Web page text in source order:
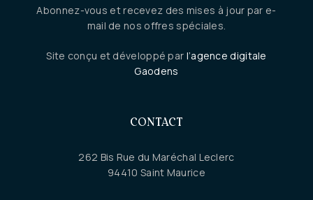
Abonnez-vous et recevez des mises à jour par e-
mail de nos offres spéciales.
Site conçu et développé par l’agence digitale
Gaodens
CONTACT
262 Bis Rue du Maréchal Leclerc
94410 Saint Maurice